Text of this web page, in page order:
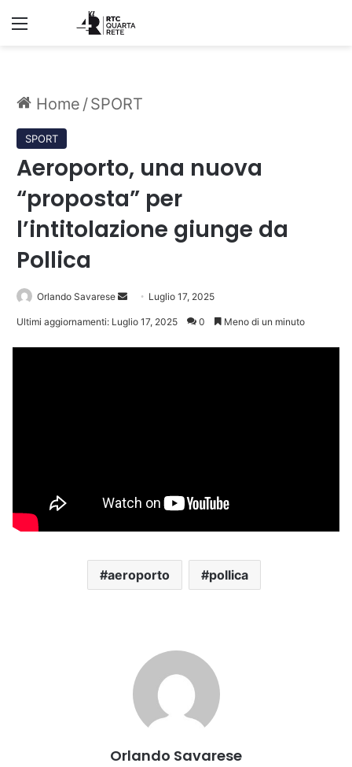
Menu
Home /SPORT
SPORT
Aeroporto, una nuova
“proposta” per
l’intitolazione giunge da
Pollica
Orlando Savarese
Invia Luglio 17, 2025
Ultimi aggiornamenti: Luglio 17, 2025 0 Meno di un minuto
aeroporto pollica
Orlando Savarese